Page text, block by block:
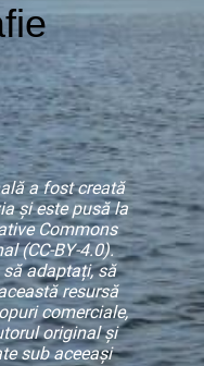
a fost creată
și este pusă la
Commons
(CC-BY-4.0).
adaptați, să
resursă
comerciale,
original și
sub aceeași